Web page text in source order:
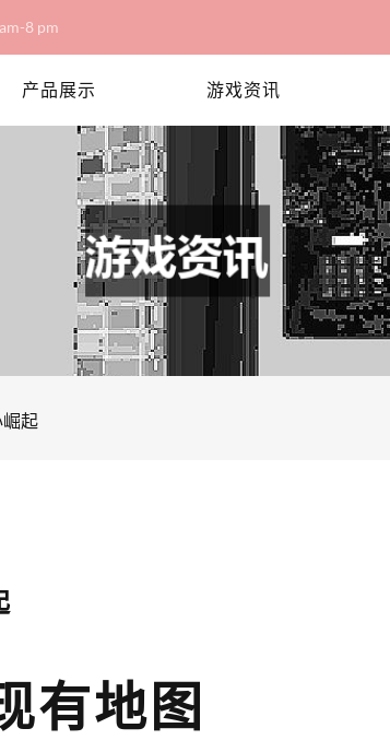
8 pm
产品展示 游戏资讯
起
有地图